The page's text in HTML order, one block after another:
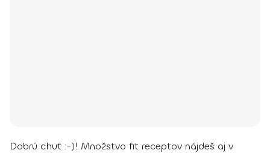
Dobrú chuť :-)! Množstvo fit receptov nájdeš aj v